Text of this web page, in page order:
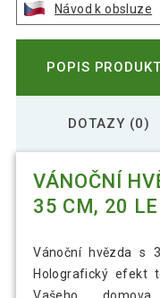
Návod k obsluze
POPIS
DOTAZY (0)
VÁNOČNÍ
35 CM, 20
Vánoční hvězda s
Holografický efekt